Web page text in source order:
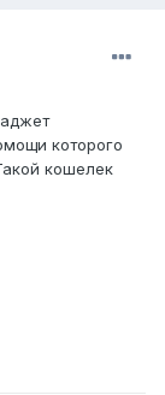
которого
кошелек